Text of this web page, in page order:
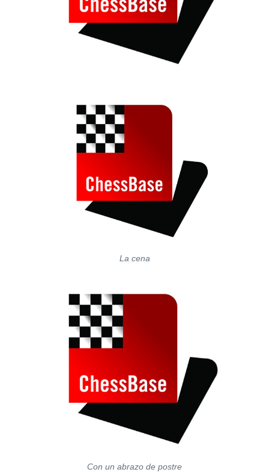
La cena
Con un abrazo de postre